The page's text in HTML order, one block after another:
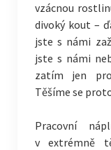
vzácnou
divoký kout –
jste s námi
jste s námi
zatím jen
Těšíme se
Pracovní
v extrémně